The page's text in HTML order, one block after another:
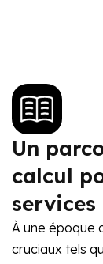
Un
calcul
À une époque
cruciaux tels